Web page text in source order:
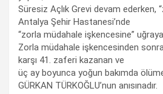
Süresiz Açlık Grevi devam ederken,
Antalya Şehir Hastanesi’nde
“zorla müdahale işkencesine”
Zorla müdahale işkencesinden sonra
karşı 41. zaferi kazanan ve
üç ay boyunca yoğun bakımda
GÜRKAN TÜRKOĞLU’nun anısınadır.